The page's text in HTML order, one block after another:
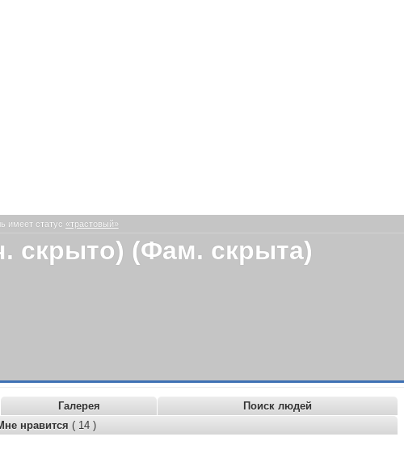
имеет статус «трастовый»
скрыто) (Фам. скрыта)
Галерея
Поиск людей
нравится ( 14 )